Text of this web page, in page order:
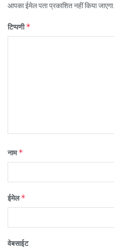
आपका ईमेल पता प्रकाशित नहीं किया जाएगा.
टिप्पणी*
नाम*
ईमेल*
वेबसाईट